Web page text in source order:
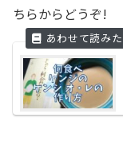
ちらからどうぞ!